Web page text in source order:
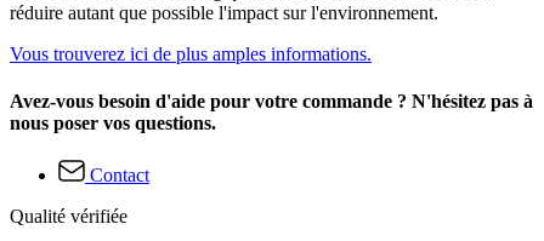
réduire autant que possible l'impact sur l'environnement.
Vous trouverez ici de plus amples informations.
Avez-vous besoin d'aide pour votre commande ? N'hésitez pas à
nous poser vos questions.
Contact
Qualité vérifiée